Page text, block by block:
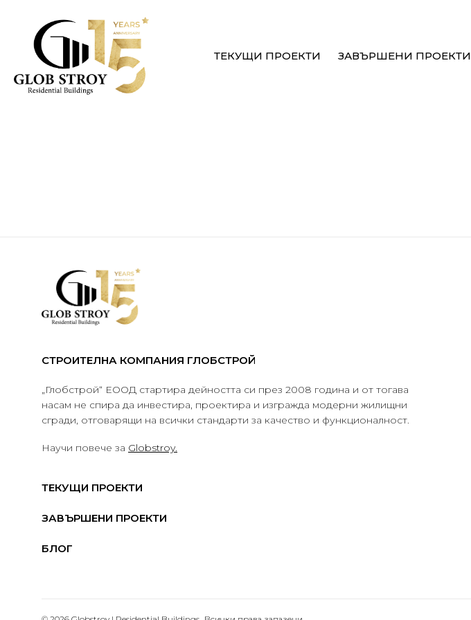
ТЕКУЩИ ПРОЕКТИ ЗАВЪРШЕНИ ПРОЕКТИ
СТРОИТЕЛНА КОМПАНИЯ ГЛОБСТРОЙ
„Глобстрой“ ЕООД стартира дейността си през 2008 година и от тогава
насам не спира да инвестира, проектира и изгражда модерни жилищни
сгради, отговарящи на всички стандарти за качество и функционалност.
Научи повече за Globstroy.
ТЕКУЩИ ПРОЕКТИ
ЗАВЪРШЕНИ ПРОЕКТИ
БЛОГ